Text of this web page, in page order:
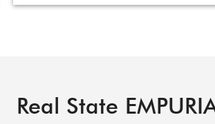
Real State